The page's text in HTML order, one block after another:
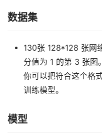
数据集
130张 128*128 张网
分值为 1 的第 3 张图。
你可以把符合这个格
训练模型。
模型